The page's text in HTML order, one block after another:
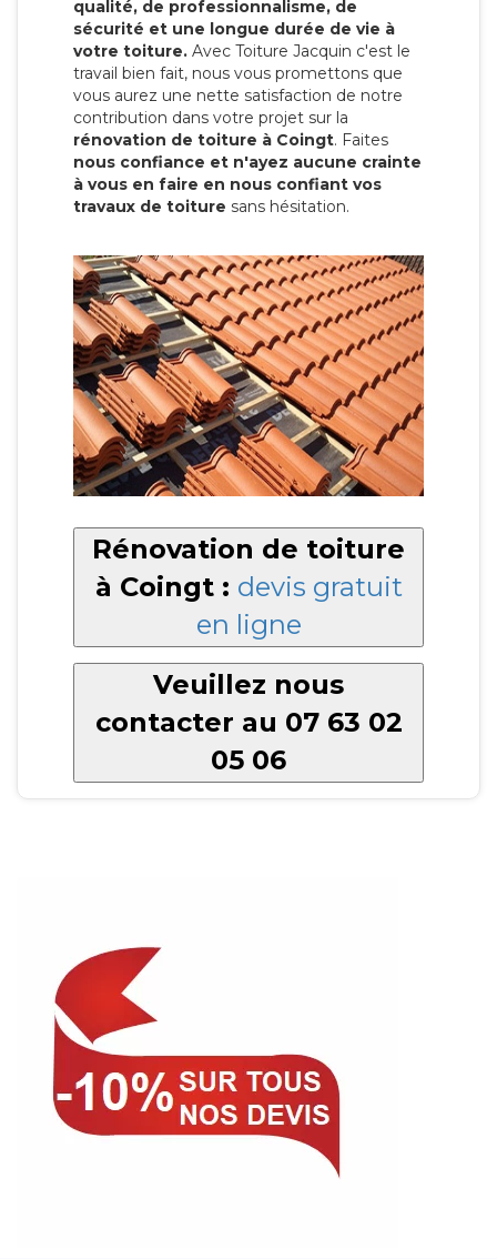
qualité, de professionnalisme, de
sécurité et une longue durée de vie à
votre toiture. Avec Toiture Jacquin c'est le
travail bien fait, nous vous promettons que
vous aurez une nette satisfaction de notre
contribution dans votre projet sur la
rénovation de toiture à Coingt. Faites
nous confiance et n'ayez aucune crainte
à vous en faire en nous confiant vos
travaux de toiture sans hésitation.
Rénovation de toiture
à Coingt : devis gratuit
en ligne
Veuillez nous
contacter au 07 63 02
05 06